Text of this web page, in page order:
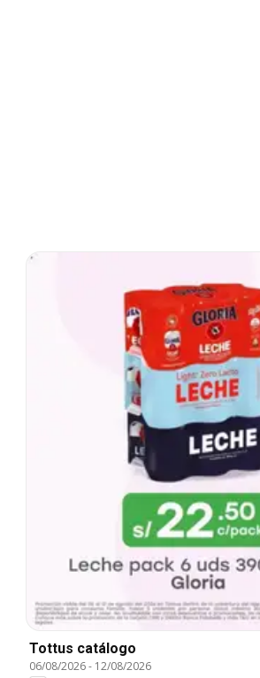
Tottus catálogo
06/08/2026- 12/08/2026